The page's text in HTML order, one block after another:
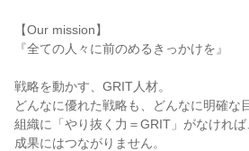
【Our mission】
『全ての人々に前のめるきっかけを』
戦略を動かす、GRIT人材。
どんなに優れた戦略も、どんなに明確な
組織に「やり抜く力＝GRIT」がなければ
成果にはつながりません。